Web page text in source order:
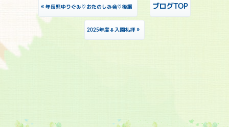
« 年長児ゆりぐみ♡おたのしみ会♡後編 ブログTOP
2025年度🌷入園礼拝»